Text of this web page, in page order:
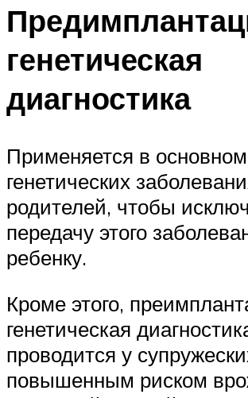
генетическая
диагностика
Применяется в
генетических
родителей, чтобы
передачу этого
ребенку.
Кроме этого,
генетическая
проводится у
повышенным риском